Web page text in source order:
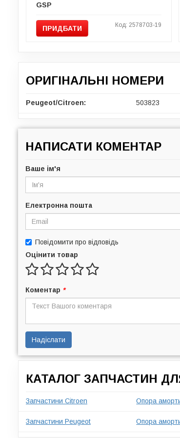
GSP
ПРИДБАТИ Код: 2578703-19
ОРИГІНАЛЬНІ НОМЕРИ
Peugeot/Citroen: 503823
НАПИСАТИ КОМЕНТАР
Ваше ім'я
Електронна пошта
Повідомити про відповідь
Оцінити товар
Коментар *
Надіслати
КАТАЛОГ ЗАПЧАСТИН
Запчастини Citroen Опора
Запчастини Peugeot Опора